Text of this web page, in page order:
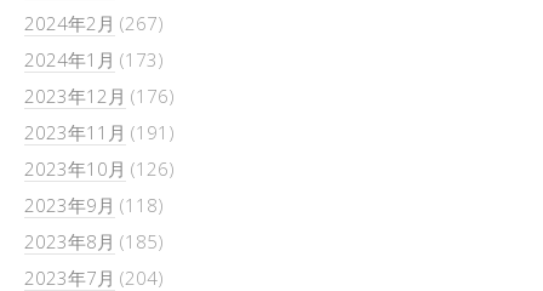
2024年2月 (267)
2024年1月 (173)
2023年12月 (176)
2023年11月 (191)
2023年10月 (126)
2023年9月 (118)
2023年8月 (185)
2023年7月 (204)